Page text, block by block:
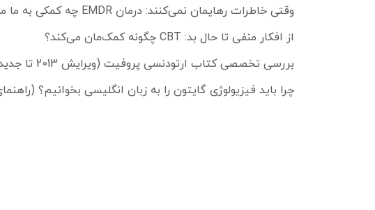
وقتی خاطرات رهایمان نمی‌کنند: درمان EMDR چه کمکی به ما می‌کند؟
از افکار منفی تا حال بد: CBT چگونه کمک‌مان می‌کند؟
بررسی تخصصی کتاب ارتودنسی پروفیت (ویرایش 2013 تا جدیدترین نسخه زبان اصلی)
چرا باید فیزیولوژی گایتون را به زبان انگلیسی بخوانیم؟